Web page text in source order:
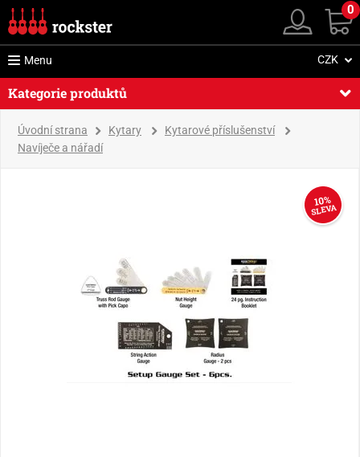
0
Menu CZK
Kategorie produktů
Úvodní strana Kytary
Kytarové příslušenství
Navíječe a nářadí
10%
SLEVA